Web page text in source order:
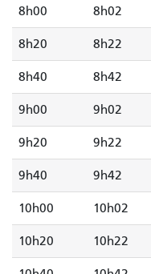
8h00 8h02
8h20 8h22
8h40 8h42
9h00 9h02
9h20 9h22
9h40 9h42
10h00 10h02
10h20 10h22